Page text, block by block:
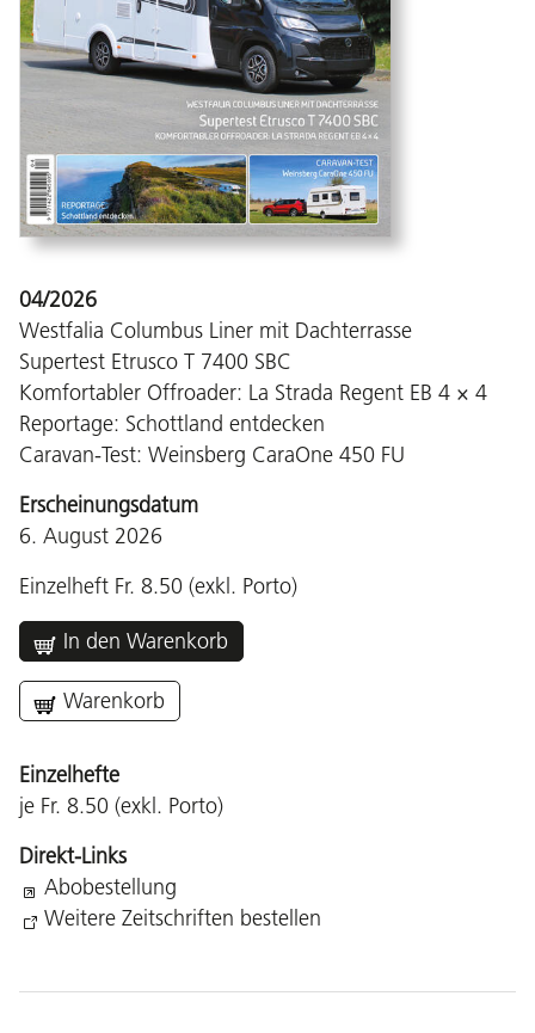
04/2026
Westfalia Columbus Liner mit Dachterrasse
Supertest Etrusco T 7400 SBC
Komfortabler Offroader: La Strada Regent EB 4 × 4
Reportage: Schottland entdecken
Caravan-Test: Weinsberg CaraOne 450 FU
Erscheinungsdatum
6. August 2026
Einzelheft Fr. 8.50 (exkl. Porto)
In den Warenkorb
Warenkorb
Einzelhefte
je Fr. 8.50 (exkl. Porto)
Direkt-Links
Abobestellung
Weitere Zeitschriften bestellen